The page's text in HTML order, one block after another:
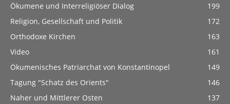
Ökumene und Interreligiöser Dialog
199
Religion, Gesellschaft und Politik
172
Orthodoxe Kirchen
163
Video
161
Ökumenisches Patriarchat von Konstantinopel
149
Tagung "Schatz des Orients"
146
Naher und Mittlerer Osten
137